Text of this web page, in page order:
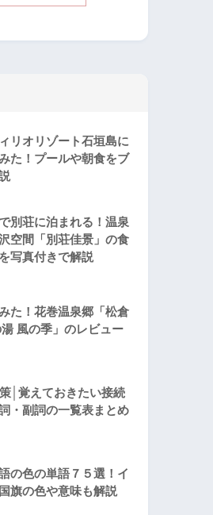
リオリゾート石垣島に
た！プールや朝食をブ
別荘に泊まれる！温泉
空間「別荘佳景」の食
写真付きで解説
た！花巻温泉郷「松倉
風の季」のレビュー
│覚えておきたい接続
・副詞の一覧表まとめ
の色の単語７５選！イ
旗の色や意味も解説